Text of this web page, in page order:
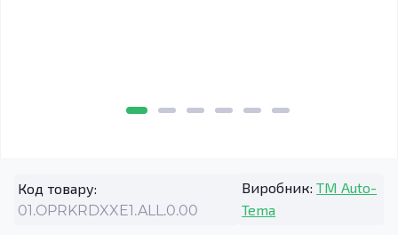
Код товару:
01.OPRKRDXXE1.ALL.0.00
Виробник: TM Auto-
Tema